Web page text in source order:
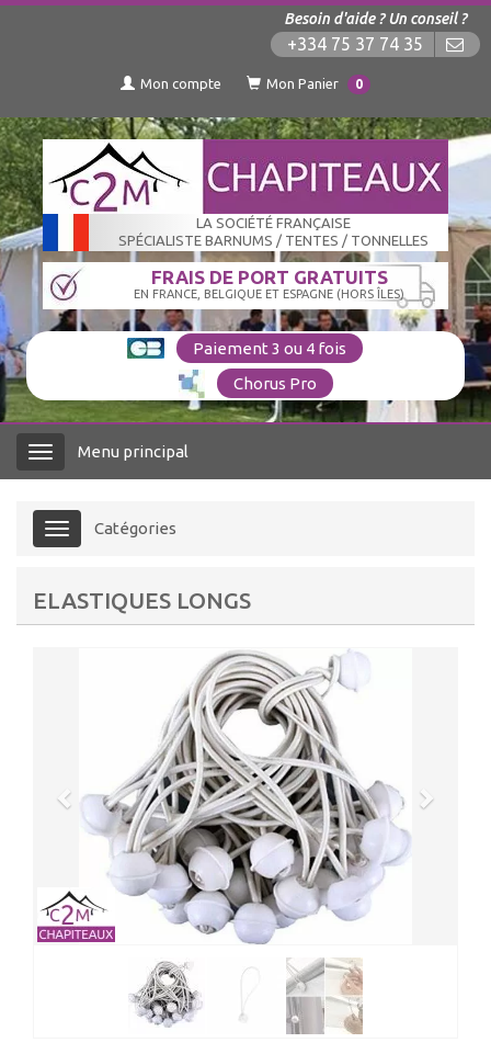
Besoin d'aide ? Un conseil ?
+334 75 37 74 35
Mon compte Mon Panier 0
LA SOCIÉTÉ FRANÇAISE
SPÉCIALISTE BARNUMS / TENTES / TONNELLES
FRAIS DE PORT GRATUITS
EN FRANCE, BELGIQUE ET ESPAGNE (HORS ÎLES)
Paiement 3 ou 4 fois
Chorus Pro
Menu Menu principal
Menu Catégories
ELASTIQUES LONGS